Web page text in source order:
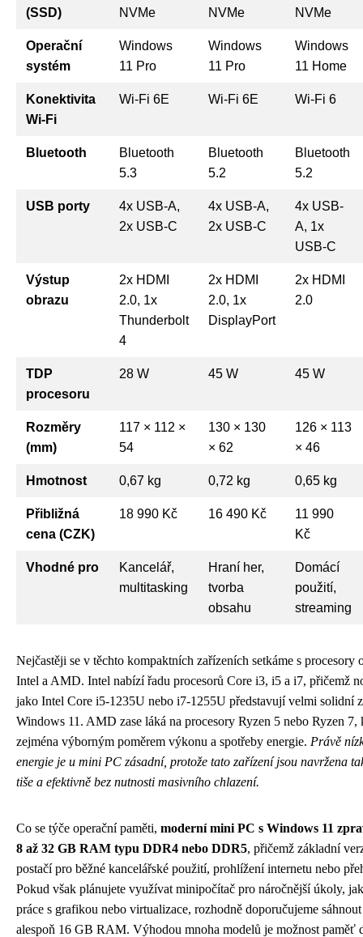
(SSD) NVMe NVMe NVMe
Operační
systém
Windows
11 Pro
Windows
11 Pro
Windows
11 Home
Konektivita
Wi-Fi
Wi-Fi 6E Wi-Fi 6E Wi-Fi 6
Bluetooth
Bluetooth
5.3
Bluetooth
5.2
Bluetooth
5.2
USB porty
4x USB-A,
2x USB-C
4x USB-A,
2x USB-C
4x USB-
A, 1x
USB-C
Výstup
obrazu
2x HDMI
2.0, 1x
Thunderbolt
4
2x HDMI
2.0, 1x
DisplayPort
2x HDMI
2.0
TDP
procesoru
28 W 45 W 45 W
Rozměry
(mm)
117 × 112 ×
54
130 × 130
× 62
126 × 113
× 46
Hmotnost 0,67 kg 0,72 kg 0,65 kg
Přibližná
cena (CZK)
18 990 Kč 16 490 Kč
11 990
Kč
Vhodné pro
Kancelář,
multitasking
Hraní her,
tvorba
obsahu
Domácí
použití,
streaming
Nejčastěji se v těchto kompaktních zařízeních setkáme s procesory
Intel a AMD. Intel nabízí řadu procesorů Core i3, i5 a i7, přičemž
jako Intel Core i5-1235U nebo i7-1255U představují velmi solidní
Windows 11. AMD zase láká na procesory Ryzen 5 nebo Ryzen
zejména výborným poměrem výkonu a spotřeby energie. Právě
energie je u mini PC zásadní, protože tato zařízení jsou navržena
tiše a efektivně bez nutnosti masivního chlazení.
Co se týče operační paměti, moderní mini PC s Windows 11
8 až 32 GB RAM typu DDR4 nebo DDR5, přičemž základní
postačí pro běžné kancelářské použití, prohlížení internetu nebo
Pokud však plánujete využívat minipočítač pro náročnější úkoly,
práce s grafikou nebo virtualizace, rozhodně doporučujeme
alespoň 16 GB RAM. Výhodou mnoha modelů je možnost paměť